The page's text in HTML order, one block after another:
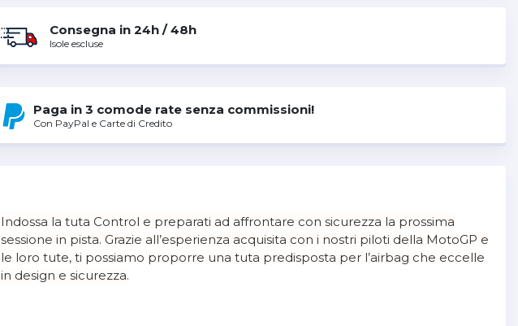
Consegna in 24h / 48h
Isole escluse
Paga in 3 comode rate senza commissioni!
Con PayPal e Carte di Credito
Indossa la tuta Control e preparati ad affrontare con sicurezza la prossima
sessione in pista. Grazie all’esperienza acquisita con i nostri piloti della MotoGP e
le loro tute, ti possiamo proporre una tuta predisposta per l’airbag che eccelle
in design e sicurezza.